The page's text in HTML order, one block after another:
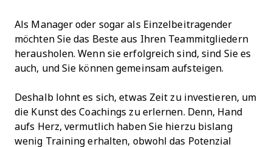
Als Manager oder sogar als Einzelbeitragender
möchten Sie das Beste aus Ihren Teammitgliedern
herausholen. Wenn sie erfolgreich sind, sind Sie es
auch, und Sie können gemeinsam aufsteigen.
Deshalb lohnt es sich, etwas Zeit zu investieren, um
die Kunst des Coachings zu erlernen. Denn, Hand
aufs Herz, vermutlich haben Sie hierzu bislang
wenig Training erhalten, obwohl das Potenzial